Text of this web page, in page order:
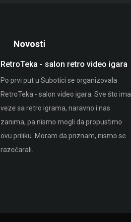
Novosti
RetroTeka - salon retro video igara
Po prvi put u Subotici se organizovala
RetroTeka - salon video igara. Sve što ima
veze sa retro igrama, naravno i nas
zanima, pa nismo mogli da propustimo
ovu priliku. Moram da priznam, nismo se
razočarali.